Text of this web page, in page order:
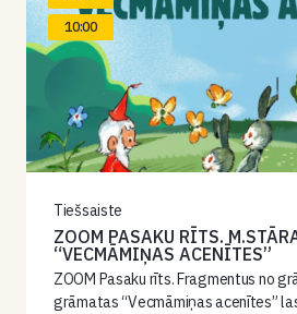
10:00
Tiešsaiste
ZOOM PASAKU RĪTS.
“VECMĀMIŅAS ACENĪTES”
ZOOM Pasaku rīts. Fragmentus no
grāmatas “Vecmāmiņas acenītes”